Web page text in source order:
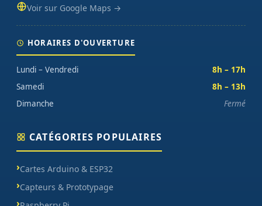
Voir sur Google Maps →
HORAIRES D'OUVERTURE
Lundi – Vendredi
8h – 17h
Samedi
8h – 13h
Dimanche
Fermé
CATÉGORIES POPULAIRES
Cartes Arduino & ESP32
Capteurs & Prototypage